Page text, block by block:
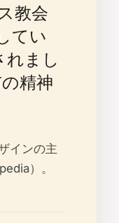
教会
てい
まし
精神
インの主
）。